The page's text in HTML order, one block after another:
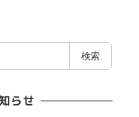
検索
らせ